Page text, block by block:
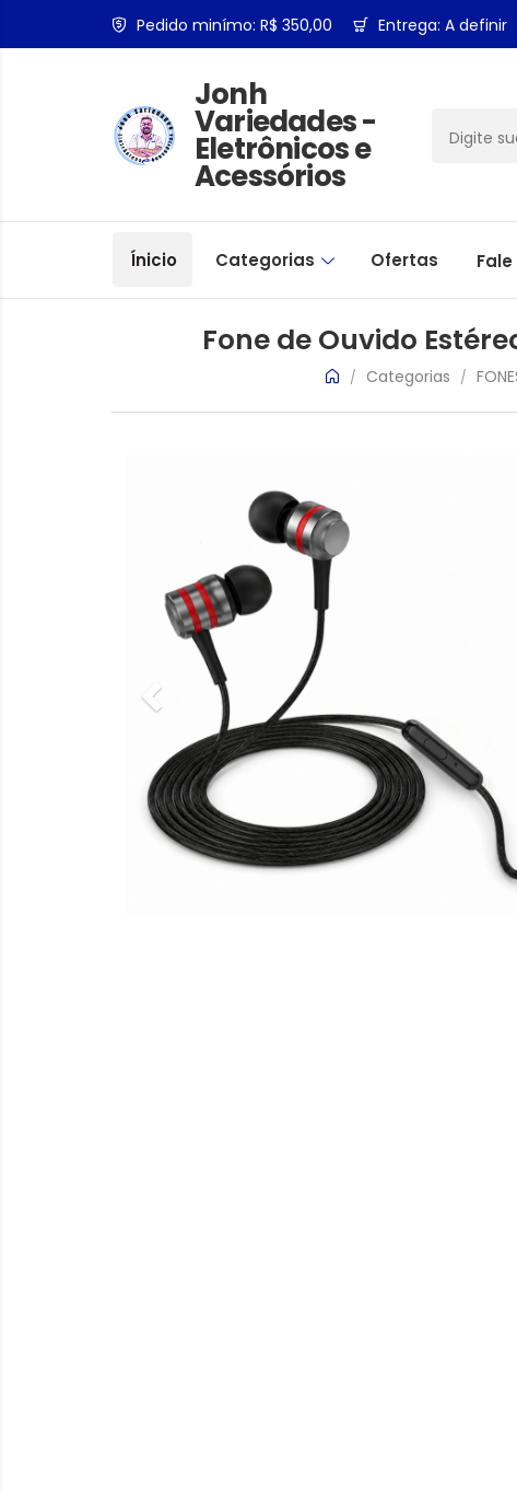
Pedido minímo: R$ 350,00 Entrega: A definir
Jonh
Variedades -
Eletrônicos e
Acessórios
Ínicio Categorias Ofertas
Fone de Ouvido
/ Categorias /